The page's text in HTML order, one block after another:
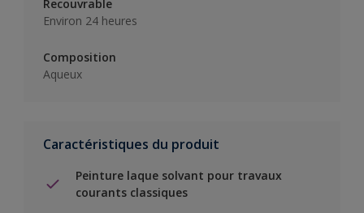
Recouvrable
Environ 24 heures
Composition
Aqueux
Caractéristiques du produit
Peinture laque solvant pour travaux
courants classiques